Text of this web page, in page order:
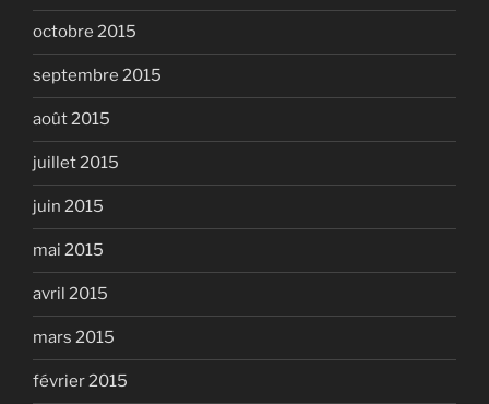
octobre 2015
septembre 2015
août 2015
juillet 2015
juin 2015
mai 2015
avril 2015
mars 2015
février 2015